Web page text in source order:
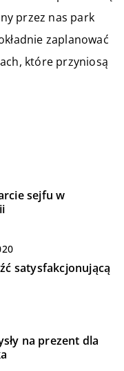
przez nas park
zaplanować
które przyniosą
sejfu w
satysfakcjonującą
na prezent dla